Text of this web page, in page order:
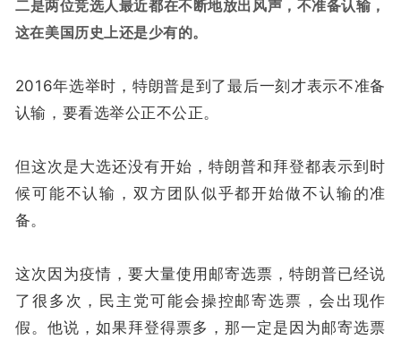
二是两位竞选人最近都在不断地放出风声，不准备认输，
这在美国历史上还是少有的。
2016年选举时，特朗普是到了最后一刻才表示不准备
认输，要看选举公正不公正。
但这次是大选还没有开始，特朗普和拜登都表示到时
候可能不认输，双方团队似乎都开始做不认输的准
备。
这次因为疫情，要大量使用邮寄选票，特朗普已经说
了很多次，民主党可能会操控邮寄选票，会出现作
假。他说，如果拜登得票多，那一定是因为邮寄选票